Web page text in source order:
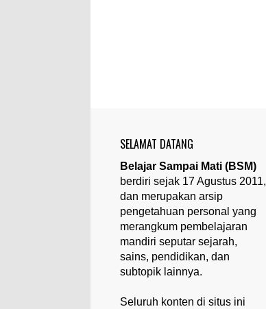
SELAMAT DATANG
Belajar Sampai Mati (BSM)
berdiri sejak 17 Agustus 2011,
dan merupakan arsip
pengetahuan personal yang
merangkum pembelajaran
mandiri seputar sejarah,
sains, pendidikan, dan
subtopik lainnya.
Seluruh konten di situs ini